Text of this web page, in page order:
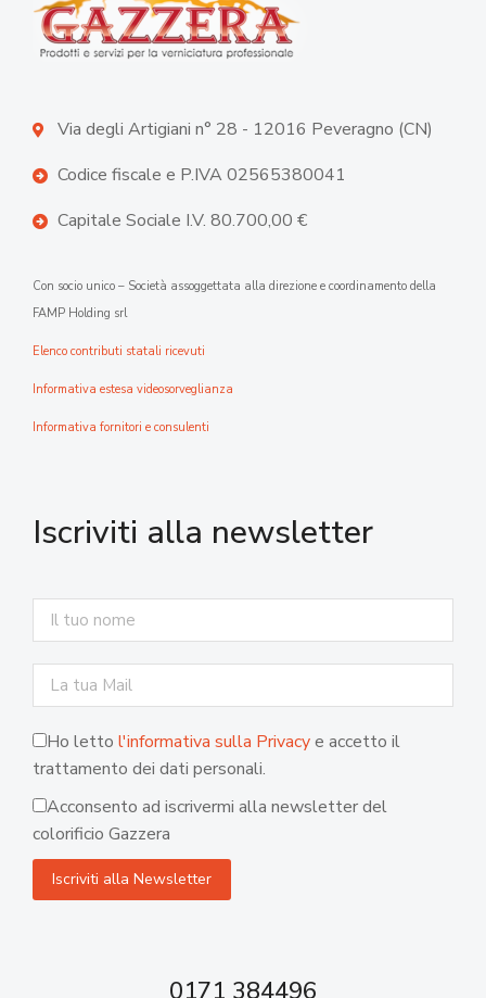
Via degli Artigiani n° 28 - 12016 Peveragno (CN)
Codice fiscale e P.IVA 02565380041
Capitale Sociale I.V. 80.700,00 €
Con socio unico – Società assoggettata alla direzione e coordinamento della
FAMP Holding srl
Elenco contributi statali ricevuti
Informativa estesa videosorveglianza
Informativa fornitori e consulenti
Iscriviti alla newsletter
Ho letto l'informativa sulla Privacye accetto il
trattamento dei dati personali.
Acconsento ad iscrivermi alla newsletter del
colorificio Gazzera